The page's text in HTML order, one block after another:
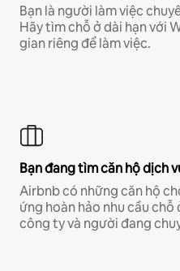
Bạn là người làm việc
Hãy tìm chỗ ở dài hạn với
gian riêng để làm việc.
Bạn đang tìm căn hộ dịch
Airbnb có những căn hộ
ứng hoàn hảo nhu cầu chỗ
công ty và người đang